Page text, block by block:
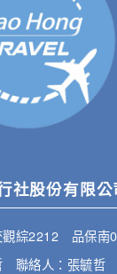
社股份有限公
綜2212 品保南
聯絡人：張毓哲